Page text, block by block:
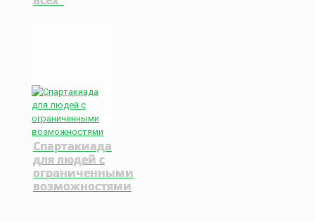
Спартакиада
для людей с
ограниченными
возможностями